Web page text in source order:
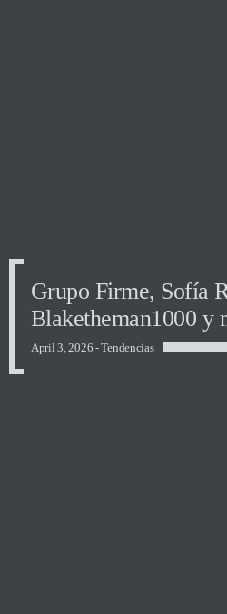
Grupo Firme, Sofía
Blaketheman1000 y
April 3, 2026 -Tendencias